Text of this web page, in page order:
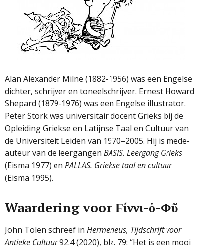
Alan Alexander Milne (1882-1956) was een Engelse
dichter, schrijver en toneelschrijver. Ernest Howard
Shepard (1879-1976) was een Engelse illustrator.
Peter Stork was universitair docent Grieks bij de
Opleiding Griekse en Latijnse Taal en Cultuur van
de Universiteit Leiden van 1970–2005. Hij is mede-
auteur van de leergangen BASIS. Leergang Grieks
(Eisma 1977) en PALLAS. Griekse taal en cultuur
(Eisma 1995).
Waardering voor Ϝίννι-ὁ-Φῦ
John Tolen schreef in Hermeneus, Tijdschrift voor
Antieke Cultuur92.4 (2020), blz. 79: “Het is een mooi